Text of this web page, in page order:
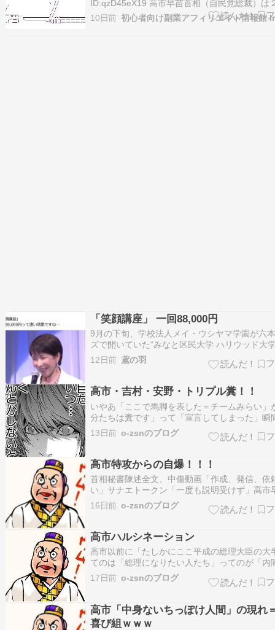
ID:qzD45eX19 高市早苗首相（自民党総裁）は
の...
10日前
「笑顔講座」 一回88,000円
9月の下旬、学校法人メイ・ウシヤマ学園が六
ズで開いていた“みなと区民大学 ハリウッド大
学”。スキンケアなど全5回の講座で、この日の
は“笑顔のビューティパフォーマンス”。官公庁
どよめいた。「自民党総裁選の候補…
12日前 鳶の羽
高市・吉村・安野・トリプル糞！！
いやあ「ここで馬脚を表した＝チームみらい」
分たちは糞です」って「宣言してしまった」瞬
思います。 そもそも「これって、高市が総理
公明党が高市では駄目だ！！」と「揉めた」け
なり、それに困った「高市自民党総裁」…
13日前 o-zsnのブログ
高市特攻からの自爆！！！
首相秘書陳述全文、中傷動画「作成、発信、依
い」サナエトークン「一度も説明受けず」高市
相（自民党総裁）の陣営による党総裁選などで
動画作成疑惑や名前を冠した暗号資産「サナエ
い…www.sankei.com 何故…
16日前 o-zsnのブログ
高市ハルシネーション
高市以前に「たしかにここ平成の総理大臣の大
てのは「総理になりたい人たち」ってのが「内
大臣」になっていた事実があるが、一方で「ひ
った」ってのが「令和に入ってから」であり、
ますね。 そもそも「おそらく今回の自民…
17日前 o-zsnのブログ
高市「中身ないちっぽけ人間」の現れ
喜び組ｗｗｗ